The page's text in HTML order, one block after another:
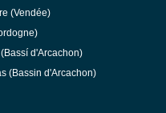
(Vendée)
d'Arcachon)
(Bassin d'Arcachon)